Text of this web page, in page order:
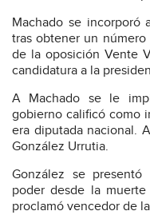
Machado se incorporó
tras obtener un
de la oposición Vente
candidatura a la
A Machado se le
gobierno calificó como
era diputada nacional.
González Urrutia.
González se
poder desde la
proclamó vencedor de